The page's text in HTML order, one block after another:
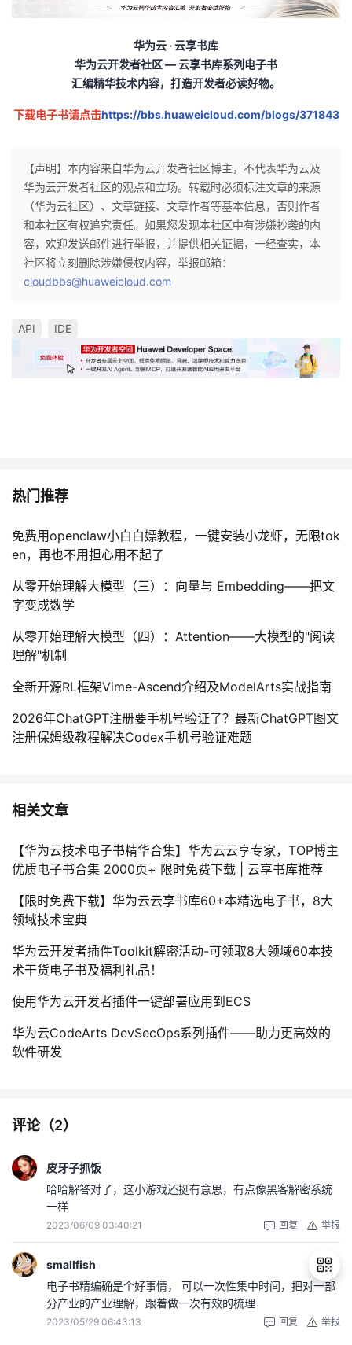
堂
的
课
程
我
的
认
我
的
验
我
收
我
技
术
支
的
云
声
议
华为云 · 云享书库
华为云开发者社区 — 云享书库系列电子书
汇编精华技术内容，打造开发者必读好物。
下载电子书请点击https://bbs.huaweicloud.com/blogs/371843
【声明】本内容来自华为云开发者社区博主，不代表华为云及
华为云开发者社区的观点和立场。转载时必须标注文章的来源
（华为云社区）、文章链接、文章作者等基本信息，否则作者
和本社区有权追究责任。如果您发现本社区中有涉嫌抄袭的内
容，欢迎发送邮件进行举报，并提供相关证据，一经查实，本
社区将立刻删除涉嫌侵权内容，举报邮箱：
cloudbbs@huaweicloud.com
API IDE
热门推荐
免费用openclaw小白白嫖教程，一键安装小龙虾，无限tok
en，再也不用担心用不起了
从零开始理解大模型（三）：向量与 Embedding——把文
字变成数学
从零开始理解大模型（四）：Attention——大模型的"阅读
理解"机制
全新开源RL框架Vime-Ascend介绍及ModelArts实战指南
2026年ChatGPT注册要手机号验证了？最新ChatGPT图文
注册保姆级教程解决Codex手机号验证难题
相关文章
【华为云技术电子书精华合集】华为云云享专家，TOP博主
优质电子书合集 2000页+ 限时免费下载 | 云享书库推荐
【限时免费下载】华为云云享书库60+本精选电子书，8大
领域技术宝典
华为云开发者插件Toolkit解密活动-可领取8大领域60本技
术干货电子书及福利礼品！
使用华为云开发者插件一键部署应用到ECS
华为云CodeArts DevSecOps系列插件——助力更高效的
软件研发
评论（2）
皮牙子抓饭
哈哈解答对了，这小游戏还挺有意思，有点像黑客解密系统
一样
2023/06/09 03:40:21 举报
回复
smallfish
电子书精编确是个好事情， 可以一次性集中时间，把对一部
分产业的产业理解，跟着做一次有效的梳理
2023/05/29 06:43:13 举报
回复